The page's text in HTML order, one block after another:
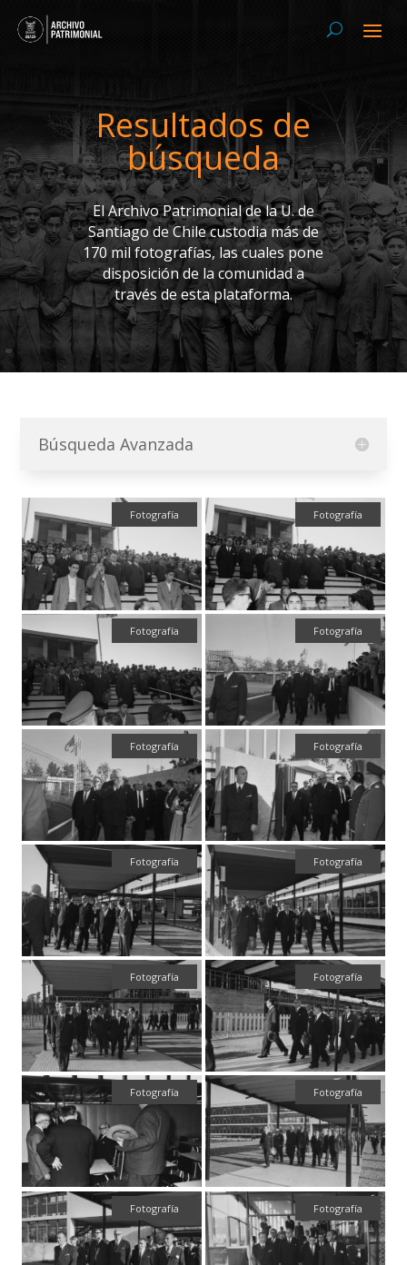
Resultados de
búsqueda
El Archivo Patrimonial de la U. de
Santiago de Chile custodia más de
170 mil fotografías, las cuales pone
disposición de la comunidad a
través de esta plataforma.
Búsqueda Avanzada
Fotografía Fotografía
Fotografía Fotografía
Fotografía Fotografía
Fotografía Fotografía
Fotografía Fotografía
Fotografía Fotografía
Fotografía Fotografía